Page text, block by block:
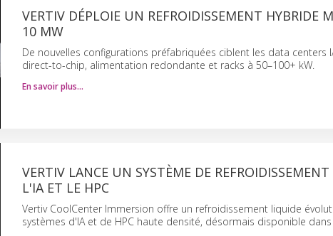
VERTIV DÉPLOIE UN REFROIDISSEMENT HYBRIDE
10 MW
De nouvelles configurations préfabriquées ciblent les data centers
direct-to-chip, alimentation redondante et racks à 50–100+ kW.
En savoir plus…
VERTIV LANCE UN SYSTÈME DE
L'IA ET LE HPC
Vertiv CoolCenter Immersion offre un refroidissement liquide
systèmes d'IA et de HPC haute densité, désormais disponible